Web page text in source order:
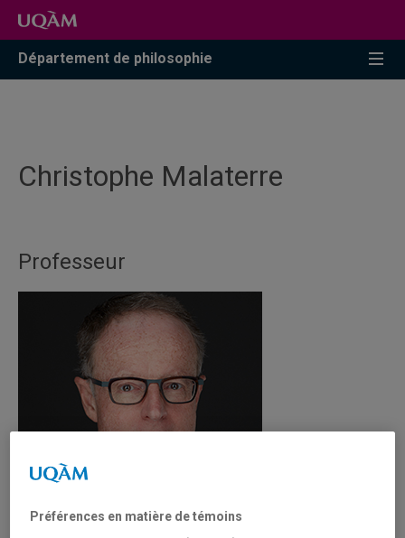
Accéder
recherche
Accéder
menu
pricipal
Accéder
zone
Département de philosophie
Christophe Malaterre
Professeur
Préférences en matière de témoins